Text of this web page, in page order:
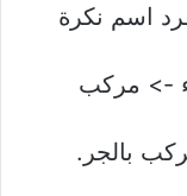
اسم نكرة
-> مركب
بالجر.